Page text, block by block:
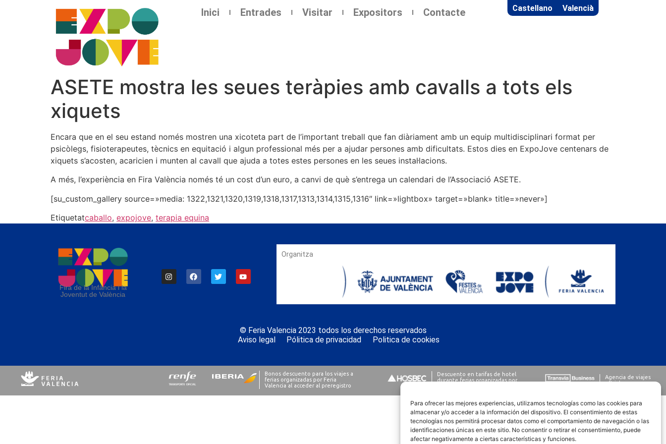
Para ofrecer las mejores experiencias, utilizamos tecnologías como las cookies para
almacenar y/o acceder a la información del dispositivo. El consentimiento de estas
tecnologías nos permitirá procesar datos como el comportamiento de navegación o las
identificaciones únicas en este sitio. No consentir o retirar el consentimiento, puede
afectar negativamente a ciertas características y funciones.
Inici Entrades Visitar Expositors Contacte Castellano Valencià
ASETE mostra les seues teràpies amb cavalls a tots els
xiquets
Encara que en el seu estand només mostren una xicoteta part de l’important treball que fan diàriament amb un equip multidisciplinari format per
psicòlegs, fisioterapeutes, tècnics en equitació i algun professional més per a ajudar persones amb dificultats. Estos dies en ExpoJove centenars de
xiquets s’acosten, acaricien i munten al cavall que ajuda a totes estes persones en les seues instal·lacions.
A més, l’experiència en Fira València només té un cost d’un euro, a canvi de què s’entrega un calendari de l’Associació ASETE.
[su_custom_gallery source=»media: 1322,1321,1320,1319,1318,1317,1313,1314,1315,1316″ link=»lightbox» target=»blank» title=»never»]
Etiquetatcaballo, expojove, terapia equina
Fira de la Infància i la
Joventut de València
Organitza
© Feria Valencia 2023 todos los derechos reservados
Aviso legal
Pólitica de privacidad Politica de cookies